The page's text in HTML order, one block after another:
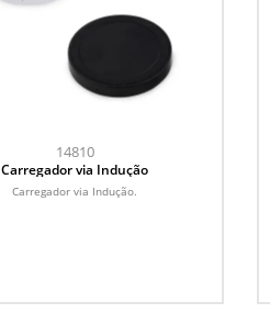
14810
Carregador via Indução
Carregador via Indução.